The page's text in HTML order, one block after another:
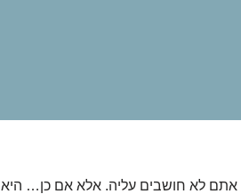
אתם לא חושבים עליה. אלא אם כן… היא